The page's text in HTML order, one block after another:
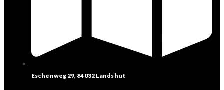
Eschenweg 29, 84032 Landshut